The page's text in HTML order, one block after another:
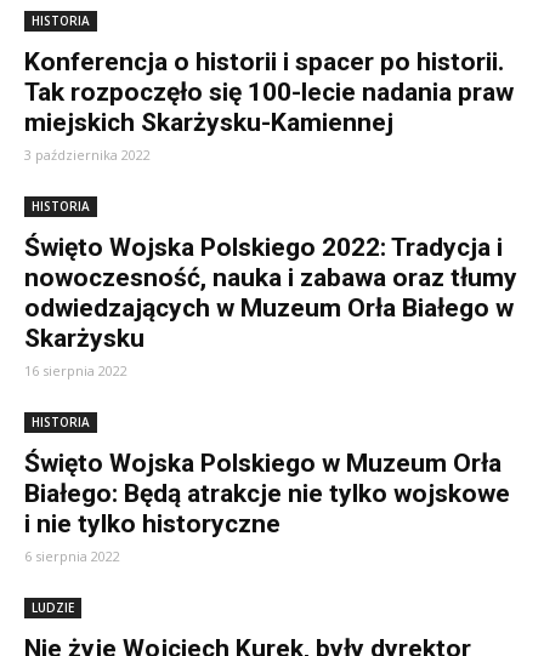
HISTORIA
Konferencja o historii i spacer po historii.
Tak rozpoczęło się 100-lecie nadania praw
miejskich Skarżysku-Kamiennej
3 października 2022
HISTORIA
Święto Wojska Polskiego 2022: Tradycja i
nowoczesność, nauka i zabawa oraz tłumy
odwiedzających w Muzeum Orła Białego w
Skarżysku
16 sierpnia 2022
HISTORIA
Święto Wojska Polskiego w Muzeum Orła
Białego: Będą atrakcje nie tylko wojskowe
i nie tylko historyczne
6 sierpnia 2022
LUDZIE
Nie żyje Wojciech Kurek, były dyrektor